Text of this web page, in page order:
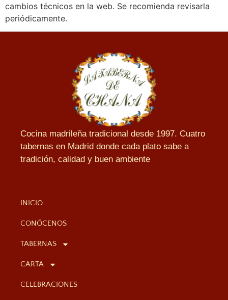
cambios técnicos en la web. Se recomienda revisarla
periódicamente.
Cocina madrileña tradicional desde 1997. Cuatro
tabernas en Madrid donde cada plato sabe a
tradición, calidad y buen ambiente
INICIO
CONÓCENOS
TABERNAS
CARTA
CELEBRACIONES